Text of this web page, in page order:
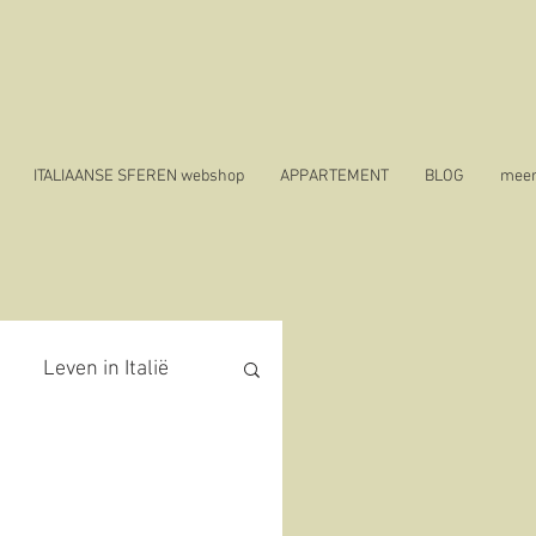
ITALIAANSE SFEREN webshop APPARTEMENT BLOG
Leven in Italië